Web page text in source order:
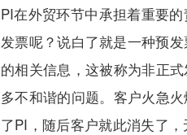
PI在外贸环节中承担着重要
发票呢？说白了就是一种预
的相关信息，这被称为非正
多不和谐的问题。客户火急
了PI ，随后客户就此消失了